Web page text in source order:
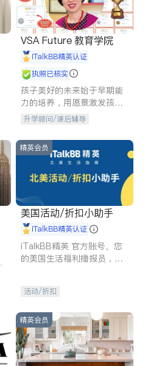
VSA Future 教育学院
iTalkBB精英认证
执照已核实
孩子美好的未来始于早期能
力的培养，用愿景激发孩子
的学习潜力和动力。理念：
拥有成长型心态是成功的基
石。
升学顾问/课后辅导
精英会员
美国活动/折扣小助手
iTalkBB精英认证
iTalkBB精英 官方账号。您
的美国生活福利播报员，精
专属福利。
活动/折扣
精英会员